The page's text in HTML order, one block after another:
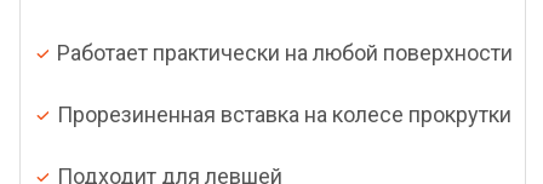
Работает практически на любой поверхности
Прорезиненная вставка на колесе прокрутки
Подходит для левшей